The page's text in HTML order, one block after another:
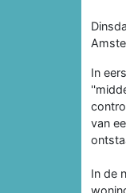
In
van
In de